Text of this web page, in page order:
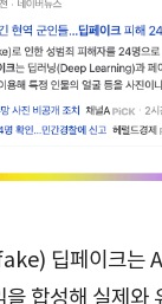
딥페이크는
합성해 실제와